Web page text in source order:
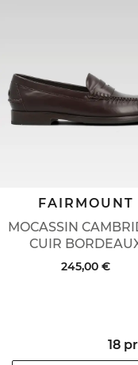
MOCASSIN
CUIR
FAIRMOUNT
245,00 €
18